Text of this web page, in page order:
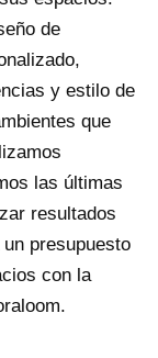
de
y estilo de
que
las últimas
resultados
presupuesto
con la